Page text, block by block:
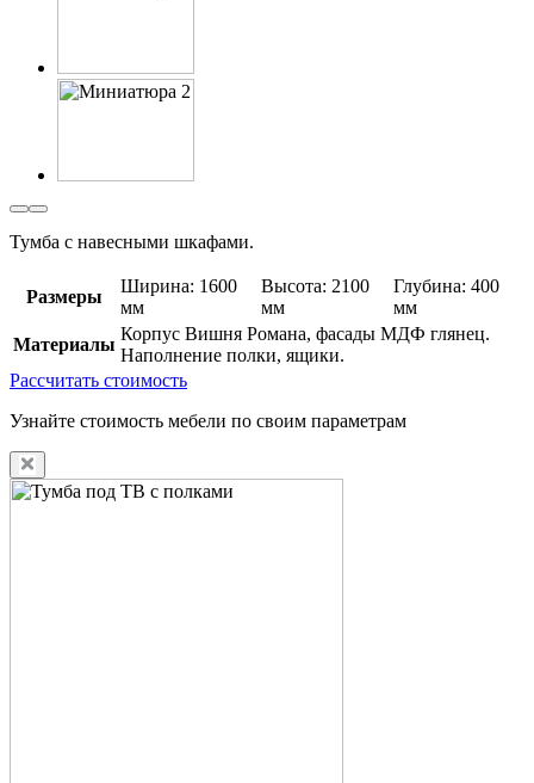
Тумба с навесными шкафами.
Размеры
Ширина: 1600
мм
Высота: 2100
мм
Глубина: 400
мм
Материалы
Корпус Вишня Романа, фасады МДФ глянец.
Наполнение полки, ящики.
Рассчитать стоимость
Узнайте стоимость мебели по своим параметрам